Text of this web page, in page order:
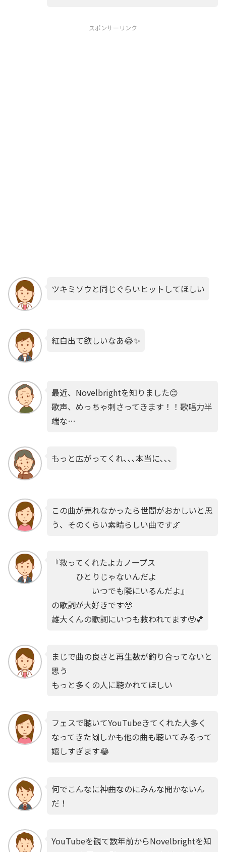
スポンサーリンク
ツキミソウと同じぐらいヒットしてほしい
紅白出て欲しいなあ😂✨
最近、Novelbrightを知りました😊
歌声、めっちゃ刺さってきます！！歌唱力半
端な…
もっと広がってくれ､､､本当に､､､
この曲が売れなかったら世間がおかしいと思
う、そのくらい素晴らしい曲です🌌
『救ってくれたよカノープス
ひとりじゃないんだよ
いつでも隣にいるんだよ』
の歌詞が大好きです🥹
雄大くんの歌詞にいつも救われてます🥹💕
まじで曲の良さと再生数が釣り合ってないと
思う
もっと多くの人に聴かれてほしい
フェスで聴いてYouTubeきてくれた人多く
なってきた🙌しかも他の曲も聴いてみるって
嬉しすぎます😂
何でこんなに神曲なのにみんな聞かないん
だ！
YouTubeを観て数年前からNovelbrightを知